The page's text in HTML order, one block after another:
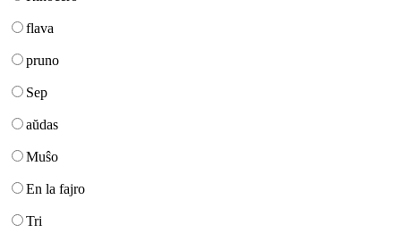
flava
pruno
Sep
aŭdas
Muŝo
En la fajro
Tri